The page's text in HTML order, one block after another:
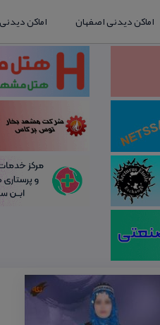
اماکن دیدنی اصفهان اماکن